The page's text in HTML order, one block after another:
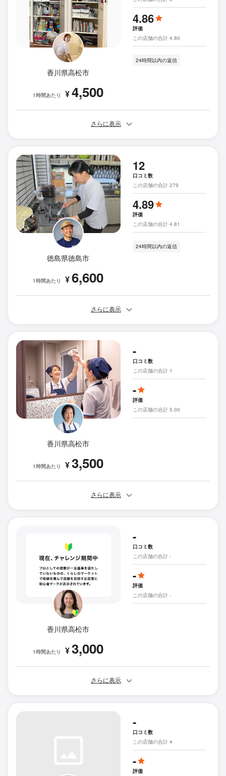
香川県高松市
1時間あたり ¥4,500
4.86
評価
この店舗の合計 4.80
24時間以内の返信
さらに表示
徳島県徳島市
1時間あたり ¥6,600
12
口コミ数
この店舗の合計 279
4.89
評価
この店舗の合計 4.81
24時間以内の返信
さらに表示
香川県高松市
1時間あたり ¥3,500
-
口コミ数
この店舗の合計 1
-
評価
この店舗の合計 5.00
さらに表示
香川県高松市
1時間あたり ¥3,000
-
口コミ数
この店舗の合計 -
-
評価
この店舗の合計 -
さらに表示
-
口コミ数
この店舗の合計 4
-
評価